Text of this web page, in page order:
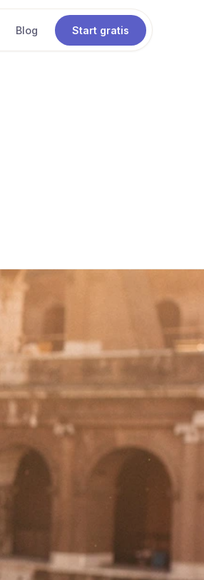
Blog Start gratis